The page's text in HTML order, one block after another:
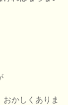
かしくありま